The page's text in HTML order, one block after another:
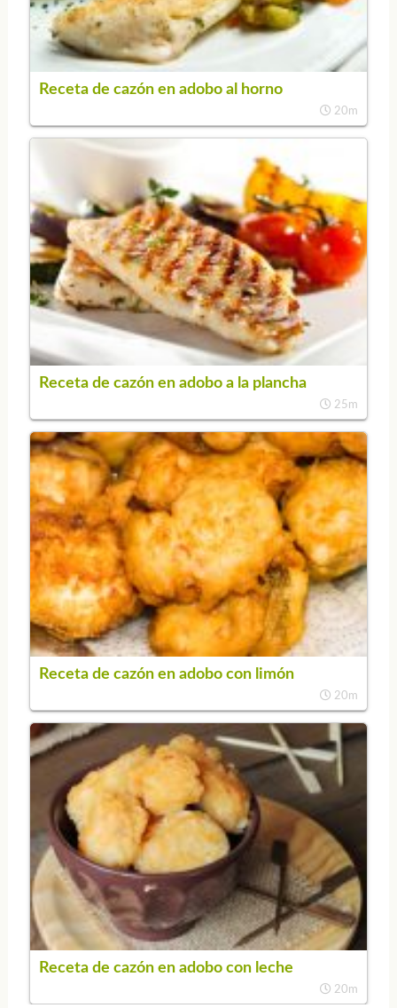
Receta de cazón en adobo al horno
20m
Receta de cazón en adobo a la plancha
25m
Receta de cazón en adobo con limón
20m
Receta de cazón en adobo con leche
20m